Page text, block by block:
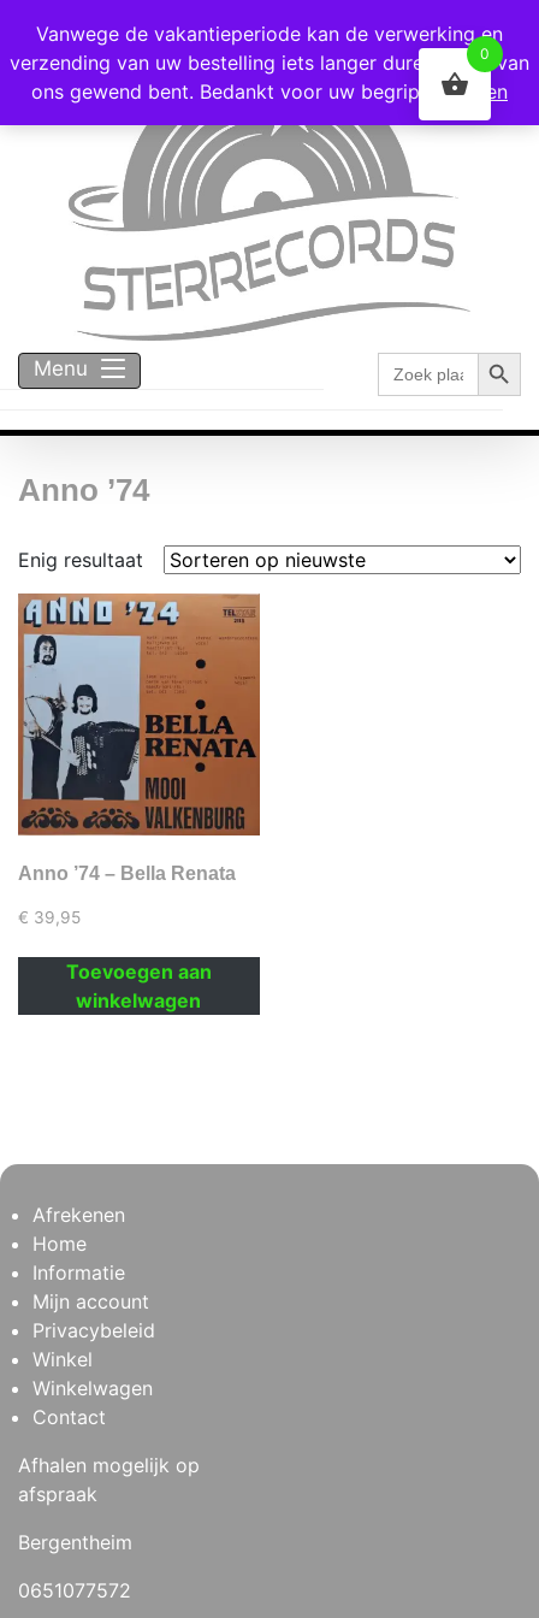
Voor 16:00 besteld = vandaag verzonden!
Menu
Zoek
naar:
Anno ’74
Enig resultaat
Anno ’74 – Bella Renata
€ 39,95
Toevoegen aan
winkelwagen
Afrekenen
Home
Informatie
Mijn account
Privacybeleid
Winkel
Winkelwagen
Contact
Afhalen mogelijk op
afspraak
Bergentheim
0651077572
Vanwege de vakantieperiode kan de verwerking en
verzending van uw bestelling iets langer duren dan u van
ons gewend bent. Bedankt voor uw begrip!
Negeren
0